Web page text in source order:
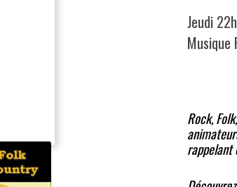
Jeudi
Musique
Rock,
rappelant